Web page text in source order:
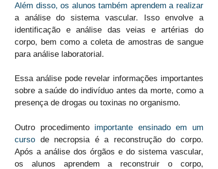
Além disso, os alunos também aprendem a realizar
a análise do sistema vascular. Isso envolve a
identificação e análise das veias e artérias do
corpo, bem como a coleta de amostras de sangue
para análise laboratorial.
Essa análise pode revelar informações importantes
sobre a saúde do indivíduo antes da morte, como a
presença de drogas ou toxinas no organismo.
Outro procedimento importante ensinado em um
curso de necropsia é a reconstrução do corpo.
Após a análise dos órgãos e do sistema vascular,
os alunos aprendem a reconstruir o corpo,